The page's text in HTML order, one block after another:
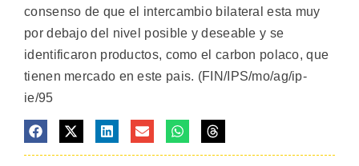
consenso de que el intercambio bilateral esta muy
por debajo del nivel posible y deseable y se
identificaron productos, como el carbon polaco, que
tienen mercado en este pais. (FIN/IPS/mo/ag/ip-
ie/95